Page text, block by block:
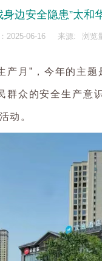
边安全隐患”太和
2025-06-16 来源: 浏览
产月”，今年的主
群众的安全生产意
动。